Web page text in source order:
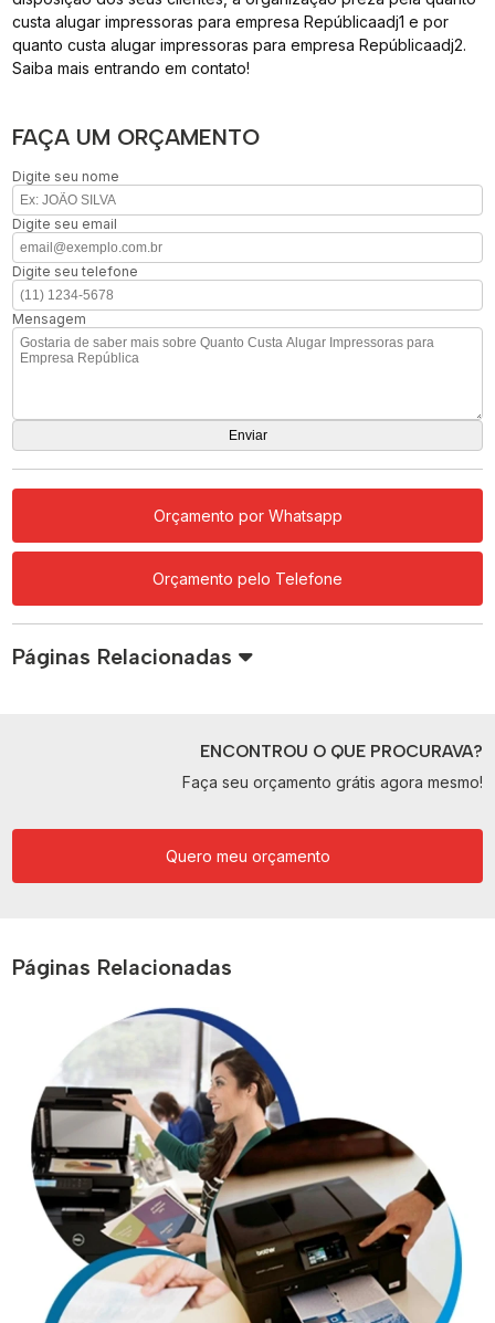
custa alugar impressoras para empresa Repúblicaadj1 e por
quanto custa alugar impressoras para empresa Repúblicaadj2.
Saiba mais entrando em contato!
FAÇA UM ORÇAMENTO
Digite seu nome
Digite seu email
Digite seu telefone
Mensagem
Orçamento por Whatsapp
Orçamento pelo Telefone
Páginas Relacionadas
ENCONTROU O QUE PROCURAVA?
Faça seu orçamento grátis agora mesmo!
Quero meu orçamento
Páginas Relacionadas